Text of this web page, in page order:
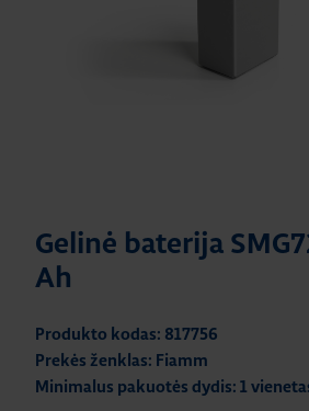
Gelinė baterija
Ah
Produkto kodas: 817756
Prekės ženklas: Fiamm
Minimalus pakuotės dydis: 1